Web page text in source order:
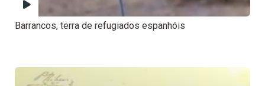
Barrancos, terra de refugiados espanhóis